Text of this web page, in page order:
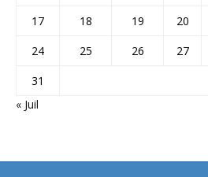
17
18 19 20
24
25 26 27
31
« Juil